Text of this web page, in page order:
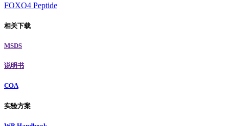
FOXO4 Peptide
相关下载
MSDS
说明书
COA
实验方案